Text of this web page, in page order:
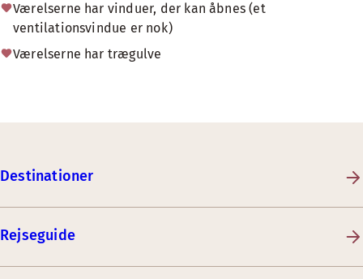
Værelserne har vinduer, der kan åbnes (et
ventilationsvindue er nok)
Værelserne har trægulve
Destinationer
Rejseguide